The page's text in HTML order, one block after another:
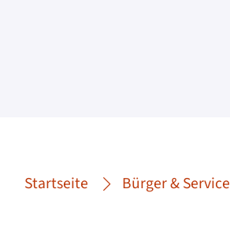
Startseite Bürger & Service